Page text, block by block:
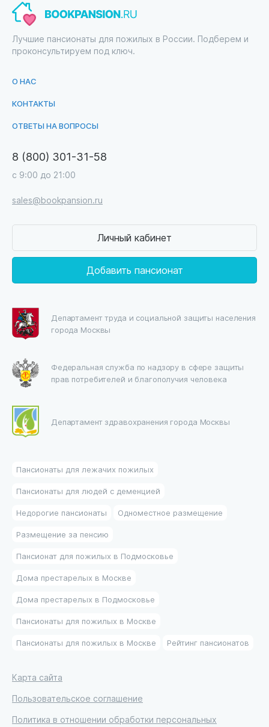
Лучшие пансионаты для пожилых в России. Подберем и
проконсультируем под ключ.
О НАС
КОНТАКТЫ
ОТВЕТЫ НА ВОПРОСЫ
8 (800) 301-31-58
с 9:00 до 21:00
sales@bookpansion.ru
Личный кабинет
Добавить пансионат
Департамент труда и социальной защиты населения
города Москвы
Федеральная служба по надзору в сфере защиты
прав потребителей и благополучия человека
Департамент здравохранения города Москвы
Пансионаты для лежачих пожилых
Пансионаты для людей с деменцией
Недорогие пансионаты Одноместное размещение
Размещение за пенсию
Пансионат для пожилых в Подмосковье
Дома престарелых в Москве
Дома престарелых в Подмосковье
Пансионаты для пожилых в Москве
Пансионаты для пожилых в Москве Рейтинг пансионатов
Карта сайта
Пользовательское соглашение
Политика в отношении обработки персональных